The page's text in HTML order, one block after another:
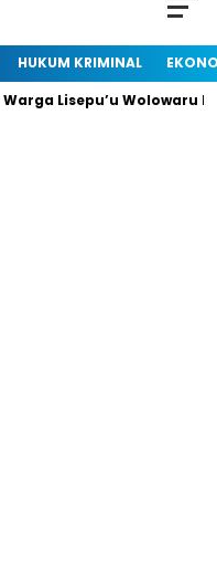
HUKUM KRIMINAL
Warga Lisepu’u Wolowaru